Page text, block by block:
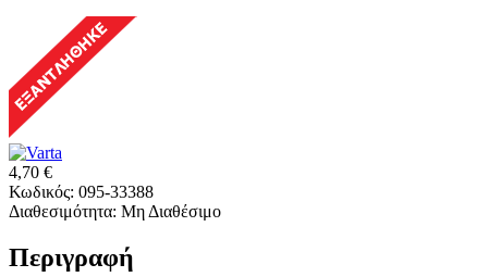
4,70 €
Κωδικός: 095-33388
Διαθεσιμότητα: Μη Διαθέσιμο
Περιγραφή